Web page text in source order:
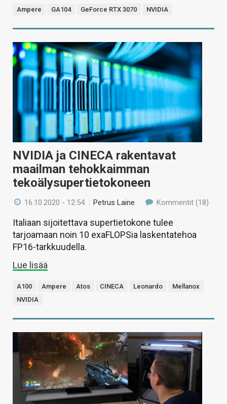
Ampere GA104 GeForce RTX 3070 NVIDIA
NVIDIA ja CINECA rakentavat
maailman tehokkaimman
tekoälysupertietokoneen
16.10.2020 - 12:54 / Petrus Laine Kommentit (18)
Italiaan sijoitettava supertietokone tulee
tarjoamaan noin 10 exaFLOPSia laskentatehoa
FP16-tarkkuudella.
Lue lisää
A100 Ampere Atos CINECA Leonardo
Mellanox
NVIDIA